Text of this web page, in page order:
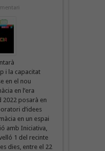
i la capacitat
en el nou
en l’era
posarà en
d’idees
en un espai
amb Iniciativa,
1 del recinte
dies, entre el 22